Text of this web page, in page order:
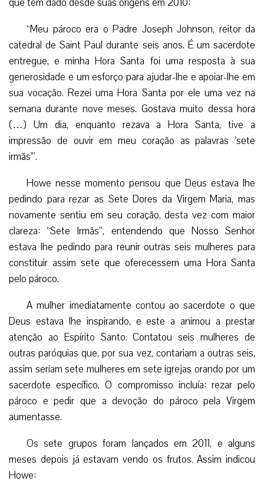
“Meu pároco era o Padre Joseph Johnson, reitor da
catedral de Saint Paul durante seis anos. É um sacerdote
entregue, e minha Hora Santa foi uma resposta à sua
generosidade e um esforço para ajudar-lhe e apoiar-lhe em
sua vocação. Rezei uma Hora Santa por ele uma vez na
semana durante nove meses. Gostava muito dessa hora
(…) Um dia, enquanto rezava a Hora Santa, tive a
impressão de ouvir em meu coração as palavras ‘sete
irmãs'”.
Howe nesse momento pensou que Deus estava lhe
pedindo para rezar as Sete Dores da Virgem Maria, mas
novamente sentiu em seu coração, desta vez com maior
clareza: “Sete Irmãs”, entendendo que Nosso Senhor
estava lhe pedindo para reunir outras seis mulheres para
constituir assim sete que oferecessem uma Hora Santa
pelo pároco.
A mulher imediatamente contou ao sacerdote o que
Deus estava lhe inspirando, e este a animou a prestar
atenção ao Espírito Santo. Contatou seis mulheres de
outras paróquias que, por sua vez, contariam a outras seis,
assim seriam sete mulheres em sete igrejas orando por um
sacerdote específico. O compromisso incluía: rezar pelo
pároco e pedir que a devoção do pároco pela Virgem
aumentasse.
Os sete grupos foram lançados em 2011, e alguns
meses depois já estavam vendo os frutos. Assim indicou
Howe: